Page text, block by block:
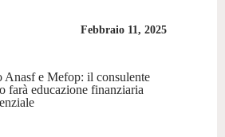
Febbraio 11, 2025
Anasf e Mefop: il consulente
farà educazione finanziaria